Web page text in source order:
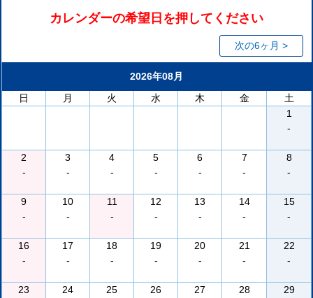
カレンダーの希望日を押してください
次の6ヶ月 >
2026年08月
日
月 火 水 木 金
土
1
-
2
-
3
-
4
-
5
-
6
-
7
-
8
-
9
-
10
-
11
-
12
-
13
-
14
-
15
-
16
-
17
-
18
-
19
-
20
-
21
-
22
-
23
24
25
26
27
28
29